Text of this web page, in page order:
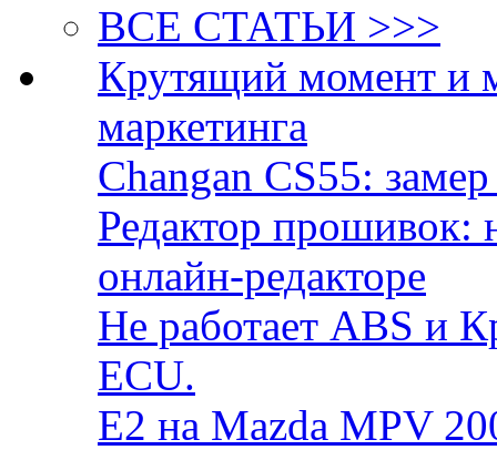
ВСЕ СТАТЬИ >>>
Крутящий момент и
маркетинга
Changan CS55:
Редактор прошивок:
онлайн-редакторе
Не работает ABS и
ECU.
E2 на Mazda MPV